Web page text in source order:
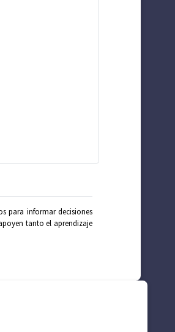
para informar decisiones
tanto el aprendizaje